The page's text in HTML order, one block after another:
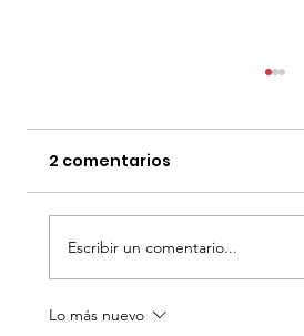
2 comentarios
Escribir un comentario...
Lo más nuevo